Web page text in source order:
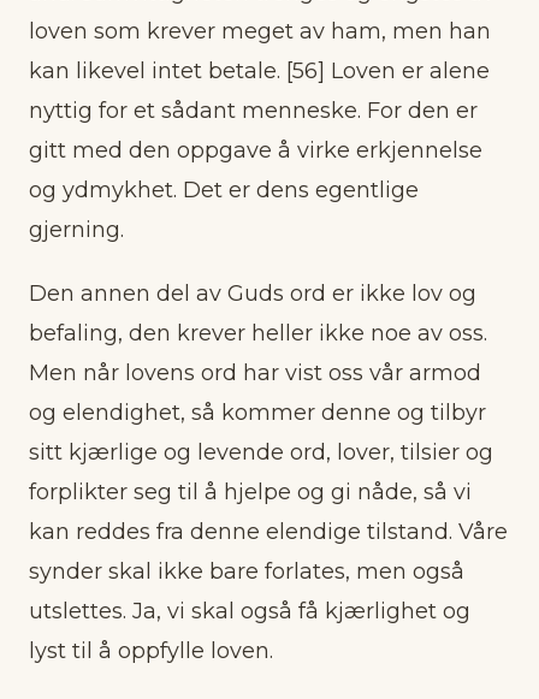
loven som krever meget av ham, men han
kan likevel intet betale. [56] Loven er alene
nyttig for et sådant menneske. For den er
gitt med den oppgave å virke erkjennelse
og ydmykhet. Det er dens egentlige
gjerning.
Den annen del av Guds ord er ikke lov og
befaling, den krever heller ikke noe av oss.
Men når lovens ord har vist oss vår armod
og elendighet, så kommer denne og tilbyr
sitt kjærlige og levende ord, lover, tilsier og
forplikter seg til å hjelpe og gi nåde, så vi
kan reddes fra denne elendige tilstand. Våre
synder skal ikke bare forlates, men også
utslettes. Ja, vi skal også få kjærlighet og
lyst til å oppfylle loven.